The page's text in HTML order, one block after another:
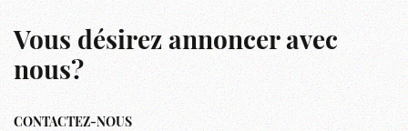
Vous désirez annoncer avec
nous?
CONTACTEZ-NOUS